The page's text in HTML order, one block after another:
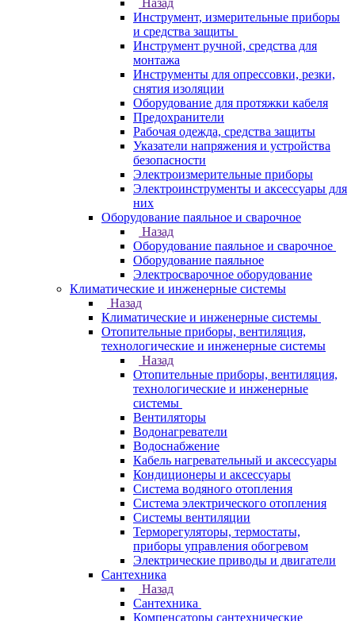
Назад
Инструмент, измерительные приборы
и средства защиты
Инструмент ручной, средства для
монтажа
Инструменты для опрессовки, резки,
снятия изоляции
Оборудование для протяжки кабеля
Предохранители
Рабочая одежда, средства защиты
Указатели напряжения и устройства
безопасности
Электроизмерительные приборы
Электроинструменты и аксессуары для
них
Оборудование паяльное и сварочное
Назад
Оборудование паяльное и сварочное
Оборудование паяльное
Электросварочное оборудование
Климатические и инженерные системы
Назад
Климатические и инженерные системы
Отопительные приборы, вентиляция,
технологические и инженерные системы
Назад
Отопительные приборы, вентиляция,
технологические и инженерные
системы
Вентиляторы
Водонагреватели
Водоснабжение
Кабель нагревательный и аксессуары
Кондиционеры и аксессуары
Система водяного отопления
Система электрического отопления
Системы вентиляции
Терморегуляторы, термостаты,
приборы управления обогревом
Электрические приводы и двигатели
Сантехника
Назад
Сантехника
Компенсаторы сантехнические